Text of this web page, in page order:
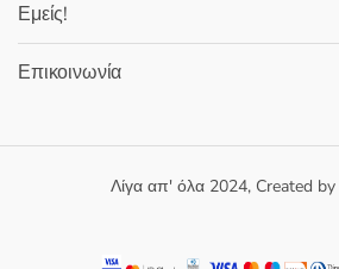
Εμείς!
Επικοινωνία
Λίγα απ' όλα 2024, Created by